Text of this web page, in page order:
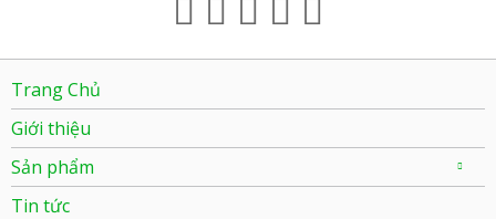
Trang Chủ
Giới thiệu
Sản phẩm
Tin tức